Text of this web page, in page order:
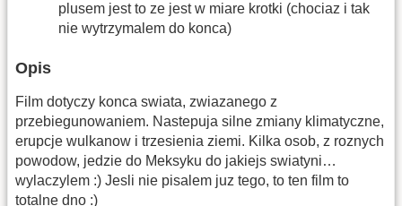
plusem jest to ze jest w miare krotki (chociaz i tak
nie wytrzymalem do konca)
Opis
Film dotyczy konca swiata, zwiazanego z
przebiegunowaniem. Nastepuja silne zmiany klimatyczne,
erupcje wulkanow i trzesienia ziemi. Kilka osob, z roznych
powodow, jedzie do Meksyku do jakiejs swiatyni…
wylaczylem :) Jesli nie pisalem juz tego, to ten film to
totalne dno :)